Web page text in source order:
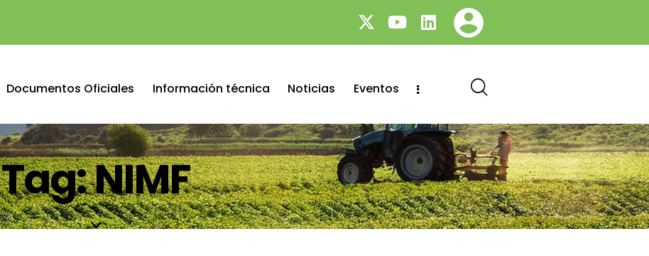
Documentos Oficiales Información técnica Noticias Eventos
Tag: NIMF